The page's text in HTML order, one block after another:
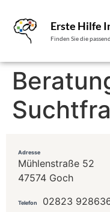
Erste Hilfe
Finden Sie die
Adresse
Mühlenstraße 52
47574 Goch
Telefon 02823